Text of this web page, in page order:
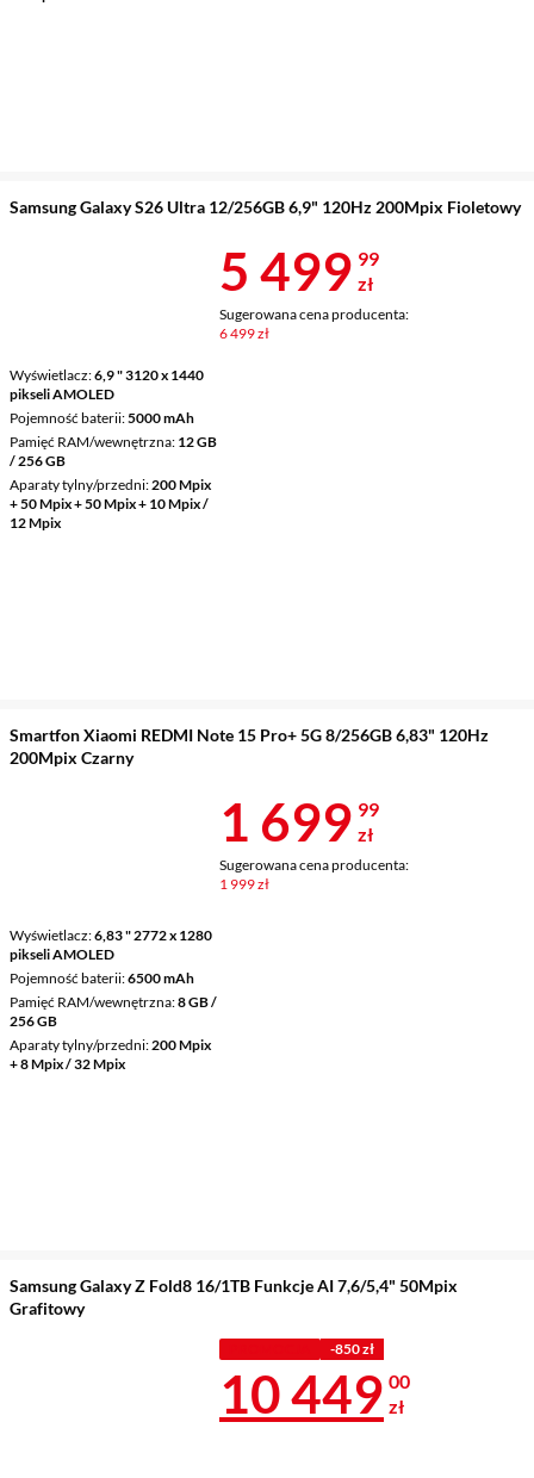
Samsung Galaxy S26 Ultra 12/256GB 6,9" 120Hz 200Mpix Fioletowy
Wyświetlacz 6,9 " 3120 x 1440
pikseli AMOLED
Pojemność baterii 5000 mAh
Pamięć RAM/wewnętrzna 12 GB
/ 256 GB
Aparaty tylny/przedni 200 Mpix
+ 50 Mpix + 50 Mpix + 10 Mpix /
12 Mpix
Cena 5
5 499 99
zł
Sugerowana cena producenta:
6 499 zł
Smartfon Xiaomi REDMI Note 15 Pro+ 5G 8/256GB 6,83" 120Hz
200Mpix Czarny
Wyświetlacz 6,83 " 2772 x 1280
pikseli AMOLED
Pojemność baterii 6500 mAh
Pamięć RAM/wewnętrzna 8 GB /
256 GB
Aparaty tylny/przedni 200 Mpix
+ 8 Mpix / 32 Mpix
Cena 1
1 699 99
zł
Sugerowana cena producenta:
1 999 zł
Samsung Galaxy Z Fold8 16/1TB Funkcje AI 7,6/5,4" 50Mpix
Grafitowy
-850 zł
Cena 10 449
10 449 00
zł